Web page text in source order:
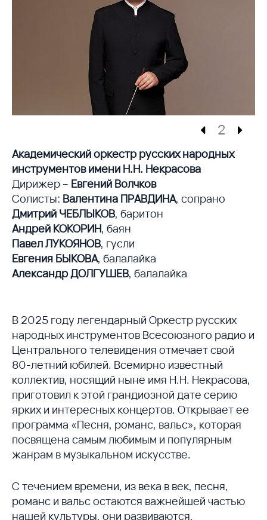
2
Академический оркестр русских народных
инструментов имени Н.Н. Некрасова
Дирижер – Евгений Волчков
Солисты: Валентина ПРАВДИНА, сопрано
Дмитрий ЧЕБЛЫКОВ, баритон
Андрей КОКОРИН, баян
Павел ЛУКОЯНОВ, гусли
Евгения БЫКОВА, балалайка
Александр ДОЛГУШЕВ, балалайка
В 2025 году легендарный Оркестр русских
народных инструментов Всесоюзного радио и
Центрального телевидения отмечает свой
80-летний юбилей. Всемирно известный
коллектив, носящий ныне имя Н.Н. Некрасова,
приготовил к этой грандиозной дате серию
ярких и интересных концертов. Открывает ее
программа «Песня, романс, вальс», которая
посвящена самым любимым и популярным
жанрам в музыкальном искусстве.
С течением времени, из века в век, песня,
романс и вальс остаются важнейшей частью
нашей культуры, они развиваются,